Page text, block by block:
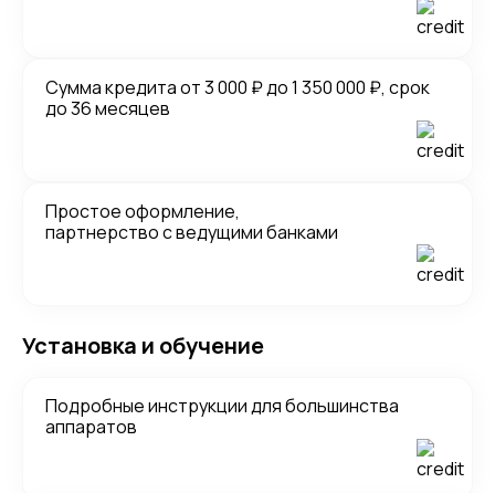
Сумма кредита от 3 000 ₽ до 1 350 000 ₽, срок
до 36 месяцев
Простое оформление,
партнерство с ведущими банками
Установка и обучение
Подробные инструкции для большинства
аппаратов